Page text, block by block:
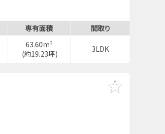
専有面積 間取り
63.60m²
(約19.23坪)
3LDK